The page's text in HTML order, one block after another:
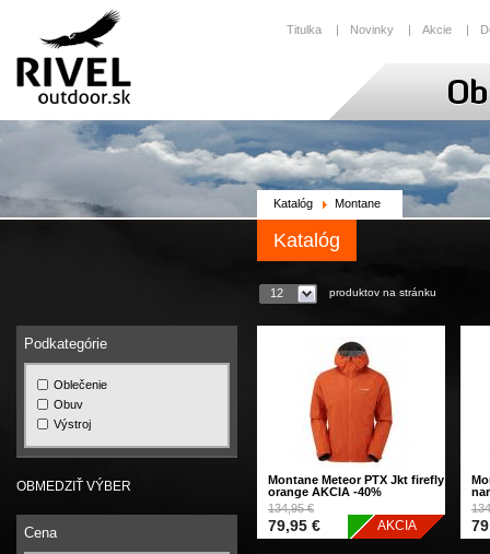
Titulka | Novinky | Akcie |
Podkategórie
Oblečenie
Obuv
Výstroj
OBMEDZIŤ VÝBER
Cena
Katalóg Montane
Katalóg
12 produktov na stránku
AKCIA
Montane Meteor PTX Jkt firefly
orange AKCIA -40%
134,95 €
79,95 €